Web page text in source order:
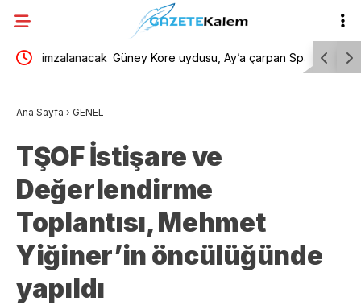
Güney Kore uydusu, Ay’a çarpan SpaceX
Ana Sayfa › GENEL
TŞOF İstişare ve
Değerlendirme
Toplantısı, Mehmet
Yiğiner’in öncülüğünde
yapıldı